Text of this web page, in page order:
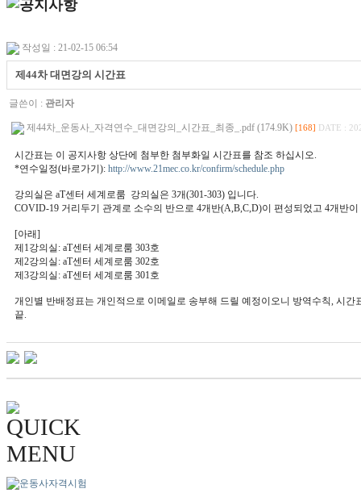
작성일 : 21-02-15 06:54
제44차 대면강의 시간표
글쓴이 : 관리자
제44차_운동사_자격연수_대면강의_시간표_최종_.pdf (174.9K) [168] DATE :
시간표는 이 공지사항 상단에 첨부한 첨부화일 시간표를 참조 하십시오.
*연수일정(바로가기): http://www.21mec.co.kr/confirm/schedule.php
강의실은 aT센터 세계로룸 강의실은 3개(301-303) 입니다.
COVID-19 거리두기 관계로 소수의 반으로 4개반(A,B,C,D)이 편성되었고 4개반
[아래]
제1강의실: aT센터 세계로룸 303호
제2강의실: aT센터 세계로룸 302호
제3강의실: aT센터 세계로룸 301호
개인별 반배정표는 개인적으로 이메일로 송부해 드릴 예정이오니 방역수칙, 시
끝.